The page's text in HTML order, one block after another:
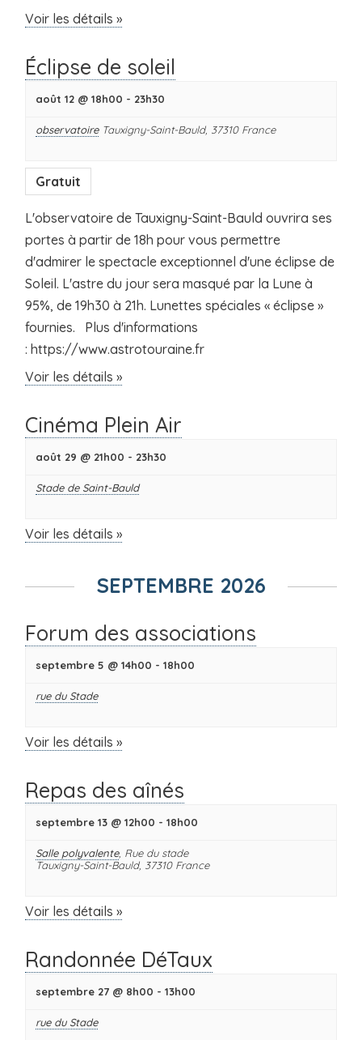
Voir les détails »
Éclipse de soleil
août 12 @ 18h00 - 23h30
observatoire Tauxigny-Saint-Bauld, 37310 France
Gratuit
L'observatoire de Tauxigny-Saint-Bauld ouvrira ses
portes à partir de 18h pour vous permettre
d'admirer le spectacle exceptionnel d'une éclipse de
Soleil. L'astre du jour sera masqué par la Lune à
95%, de 19h30 à 21h. Lunettes spéciales « éclipse »
fournies. Plus d'informations
: https://www.astrotouraine.fr
Voir les détails »
Cinéma Plein Air
août 29 @ 21h00 - 23h30
Stade de Saint-Bauld
Voir les détails »
SEPTEMBRE 2026
Forum des associations
septembre 5 @ 14h00 -18h00
rue du Stade
Voir les détails »
Repas des aînés
septembre 13 @ 12h00 -18h00
Salle polyvalente, Rue du stade
Tauxigny-Saint-Bauld, 37310 France
Voir les détails »
Randonnée DéTaux
septembre 27 @ 8h00 -13h00
rue du Stade